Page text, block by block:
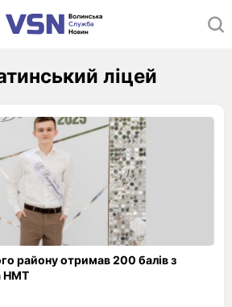
ліцей
району отримав 200 балів з
НМТ